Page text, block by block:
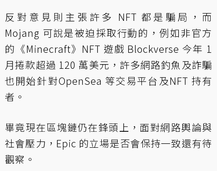
反對意見則主張許多 NFT 都是騙局，而
Mojang 可說是被迫採取行動的，例如非官方
的《Minecraft》NFT 遊戲 Blockverse 今年 1
月捲款超過 120 萬美元，許多網路釣魚及詐騙
也開始針對OpenSea 等交易平台 及NFT 持有
者 。
畢竟現在區塊鏈仍在鋒頭上，面對網路輿論與
社會壓力，Epic 的立場是否會保持一致還有待
觀察。